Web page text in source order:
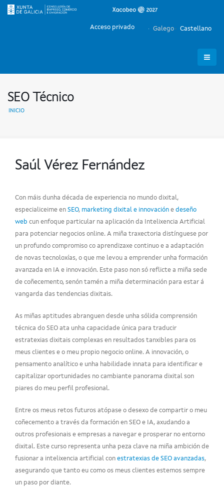
Galego Castellano
Acceso privado
SEO Técnico
INICIO
Saúl Vérez Fernández
Con máis dunha década de experiencia no mundo dixital,
especialiceime en SEO, marketing dixital e innovación e deseño
web cun enfoque particular na aplicación da Intelixencia Artificial
para potenciar negocios online. A miña traxectoria distínguese por
un profundo compromiso co aprendizaxe continuo e a adaptación
de novas tecnoloxías, o que me levou a emprender unha formación
avanzada en IA e innovación. Este paso non só reflicte a miña sede
de coñecemento, senón tamén a miña determinación para estar á
vangarda das tendencias dixitais.
As miñas aptitudes abranguen desde unha sólida comprensión
técnica do SEO ata unha capacidade única para traducir
estratexias dixitais complexas en resultados tanxibles para os
meus clientes e o meu propio negocio online. A innovación, o
pensamento analítico e unha habilidade innata para identificar e
capitalizar oportunidades no cambiante panorama dixital son
piares do meu perfil profesional.
Entre os meus retos futuros atópase o desexo de compartir o meu
coñecemento a través da formación en SEO e IA, axudando a
outros profesionais e empresas a navegar e prosperar no entorno
dixital. Este curso representa unha peza clave na miña ambición de
fusionar a intelixencia artificial con estratexias de SEO avanzadas,
asegurando que tanto eu como os meus clientes estemos sempre
un paso por diante.